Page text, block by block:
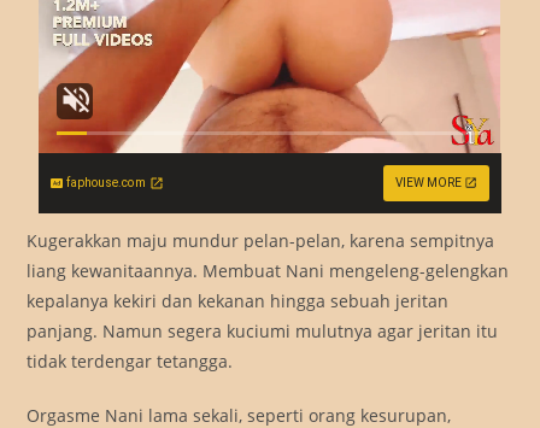
faphouse.com VIEW MORE
Kugerakkan maju mundur pelan-pelan, karena sempitnya
liang kewanitaannya. Membuat Nani mengeleng-gelengkan
kepalanya kekiri dan kekanan hingga sebuah jeritan
panjang. Namun segera kuciumi mulutnya agar jeritan itu
tidak terdengar tetangga.
Orgasme Nani lama sekali, seperti orang kesurupan,